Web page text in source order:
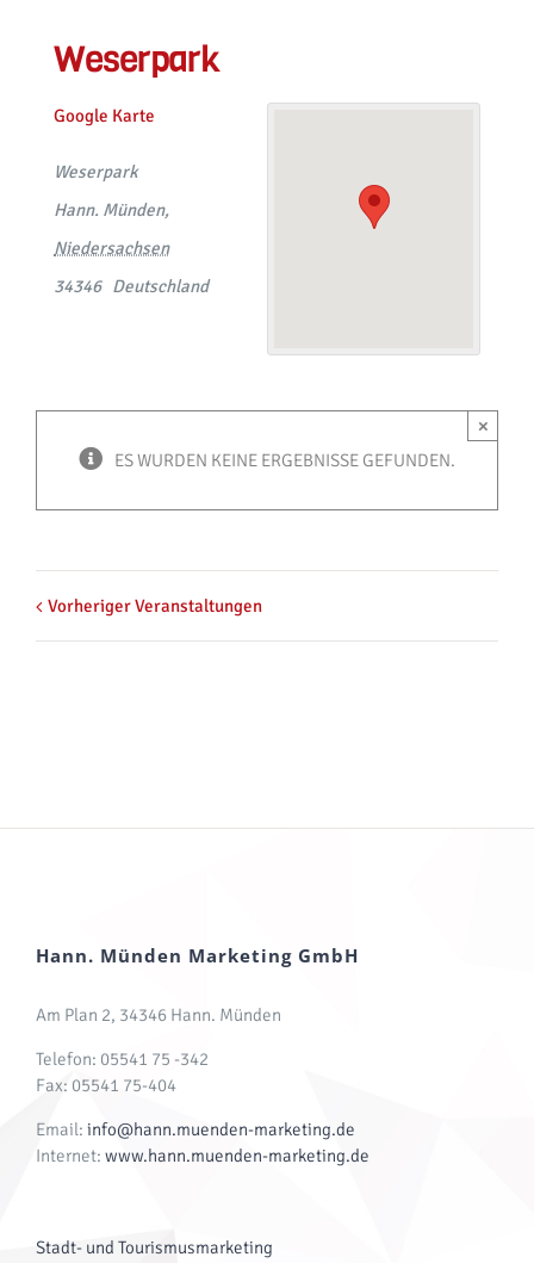
Weserpark
Google Karte
Weserpark
Hann. Münden,
Niedersachsen
34346 Deutschland
ES WURDEN KEINE ERGEBNISSE GEFUNDEN.
×
Vorheriger Veranstaltungen
Hann. Münden Marketing GmbH
Am Plan 2, 34346 Hann. Münden
Telefon: 05541 75 -342
Fax: 05541 75-404
Email: info@hann.muenden-marketing.de
Internet: www.hann.muenden-marketing.de
Stadt- und Tourismusmarketing